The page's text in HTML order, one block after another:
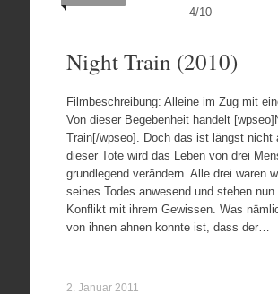
4/10
Night Train (2010)
Filmbeschreibung: Alleine im Zug mit
Von dieser Begebenheit handelt
Train[/wpseo]. Doch das ist längst nicht
dieser Tote wird das Leben von drei
grundlegend verändern. Alle drei waren
seines Todes anwesend und stehen nun
Konflikt mit ihrem Gewissen. Was
von ihnen ahnen konnte ist, dass der…
2. Januar 2011